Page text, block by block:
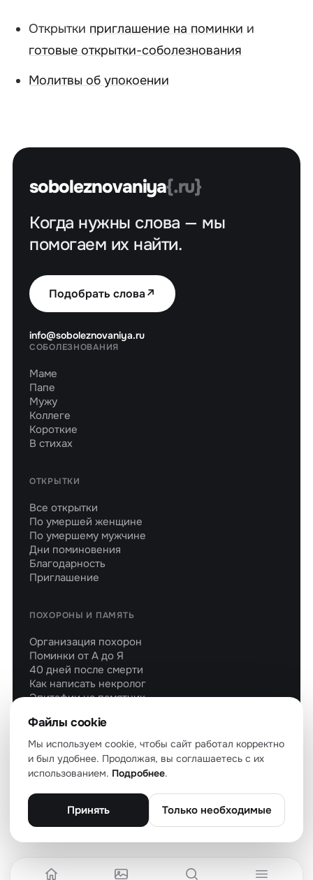
Открытки приглашение на поминки и
готовые открытки-соболезнования
Молитвы об упокоении
soboleznovaniya{.ru}
Когда нужны слова — мы
помогаем их найти.
Подобрать слова↗
info@soboleznovaniya.ru
СОБОЛЕЗНОВАНИЯ
Маме
Папе
Мужу
Коллеге
Короткие
В стихах
ОТКРЫТКИ
Все открытки
По умершей женщине
По умершему мужчине
Дни поминовения
Благодарность
Приглашение
ПОХОРОНЫ И ПАМЯТЬ
Организация похорон
Поминки от А до Я
40 дней после смерти
Как написать некролог
Эпитафии на памятник
© 2026 soboleznovaniya.ru — все права защищены
О проектеПолитика конфиденциальностиФайлы cookie
Пользовательское соглашение
Файлы cookie
Мы используем cookie, чтобы сайт работал корректно
и был удобнее. Продолжая, вы соглашаетесь с их
использованием. Подробнее.
Принять Только необходимые